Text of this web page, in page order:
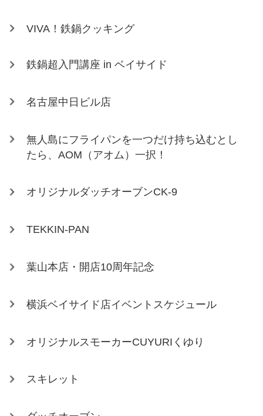
VIVA！鉄鍋クッキング
鉄鍋超入門講座 in ベイサイド
名古屋中日ビル店
無人島にフライパンを一つだけ持ち込むとし
たら、AOM（アオム）一択！
オリジナルダッチオーブンCK-9
TEKKIN-PAN
葉山本店・開店10周年記念
横浜ベイサイド店イベントスケジュール
オリジナルスモーカーCUYURIくゆり
スキレット